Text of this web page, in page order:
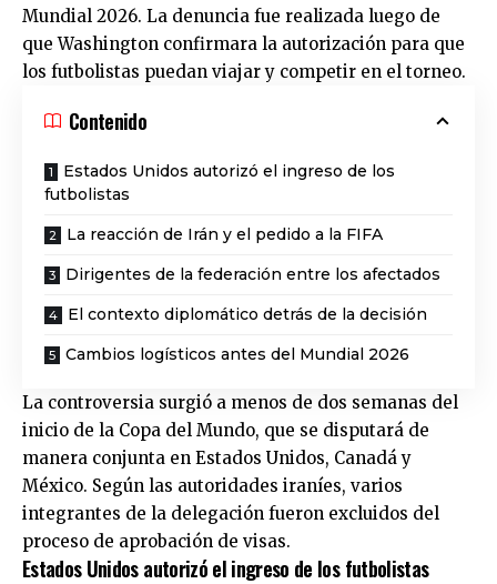
Mundial 2026. La denuncia fue realizada luego de
que Washington confirmara la autorización para que
los futbolistas puedan viajar y competir en el torneo.
Contenido
Estados Unidos autorizó el ingreso de los
futbolistas
La reacción de Irán y el pedido a la FIFA
Dirigentes de la federación entre los afectados
El contexto diplomático detrás de la decisión
Cambios logísticos antes del Mundial 2026
La controversia surgió a menos de dos semanas del
inicio de la Copa del Mundo, que se disputará de
manera conjunta en Estados Unidos, Canadá y
México. Según las autoridades iraníes, varios
integrantes de la delegación fueron excluidos del
proceso de aprobación de visas.
Estados Unidos autorizó el ingreso de los futbolistas